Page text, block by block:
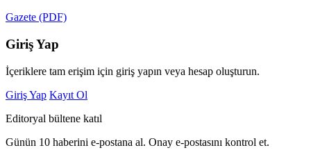
Gazete (PDF)
Giriş Yap
İçeriklere tam erişim için giriş yapın veya hesap oluşturun.
Giriş Yap Kayıt Ol
Editoryal bültene katıl
Günün 10 haberini e-postana al. Onay e-postasını kontrol et.